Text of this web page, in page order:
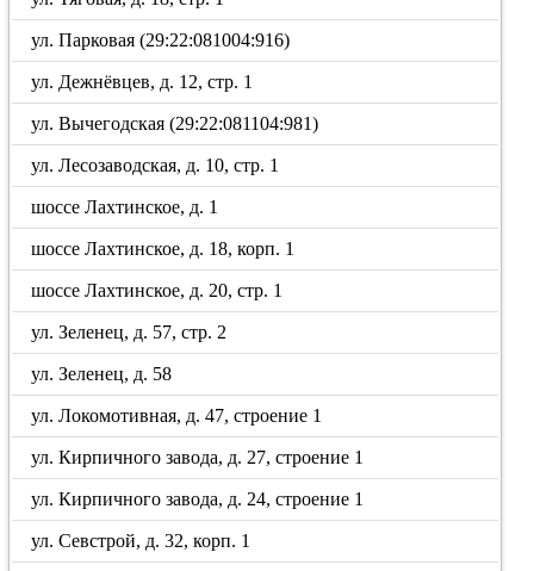
ул. Парковая (29:22:081004:916)
ул. Дежнёвцев, д. 12, стр. 1
ул. Вычегодская (29:22:081104:981)
ул. Лесозаводская, д. 10, стр. 1
шоссе Лахтинское, д. 1
шоссе Лахтинское, д. 18, корп. 1
шоссе Лахтинское, д. 20, стр. 1
ул. Зеленец, д. 57, стр. 2
ул. Зеленец, д. 58
ул. Локомотивная, д. 47, строение 1
ул. Кирпичного завода, д. 27, строение 1
ул. Кирпичного завода, д. 24, строение 1
ул. Севстрой, д. 32, корп. 1